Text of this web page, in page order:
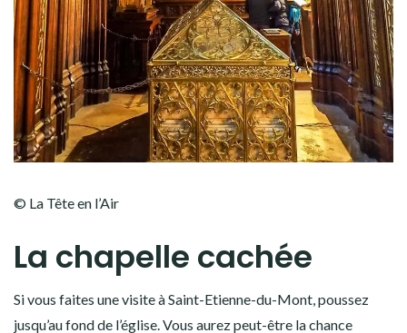
© La Tête en l’Air
La chapelle cachée
Si vous faites une visite à Saint-Etienne-du-Mont, poussez
jusqu’au fond de l’église. Vous aurez peut-être la chance